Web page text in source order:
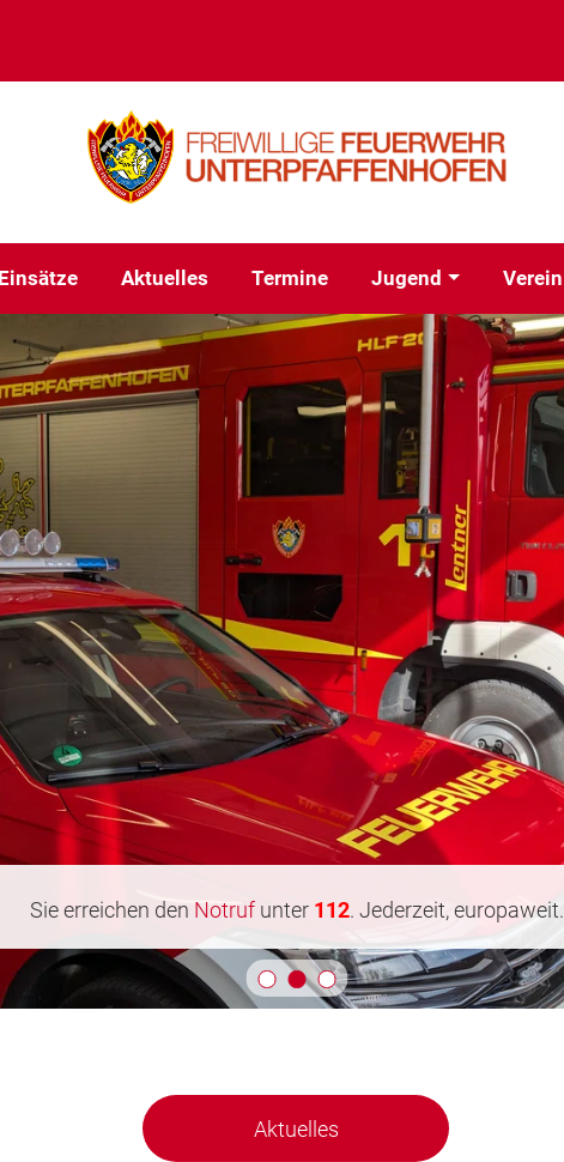
Einsätze Aktuelles Termine Jugend Verein
Sie erreichen den Notruf unter 112. Jederzeit, europaweit.
Aktuelles